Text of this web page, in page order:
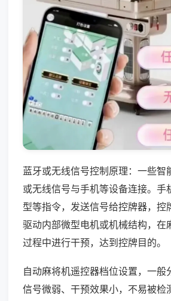
蓝牙或无线信号控制原理：一些智
或无线信号与手机等设备连接。手
型等指令，发送信号给控牌器，控
驱动内部微型电机或机械结构，在
过程中进行干预，达到控牌目的。
自动麻将机遥控器档位设置，一
信号微弱、干预效果小，不易被检